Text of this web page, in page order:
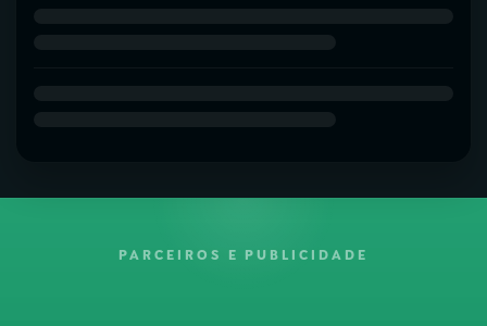
PARCEIROS E PUBLICIDADE